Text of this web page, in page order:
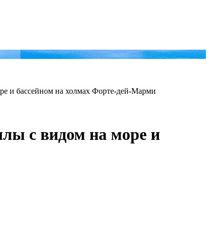
и бассейном на холмах Форте-дей-Марми
с видом на море и